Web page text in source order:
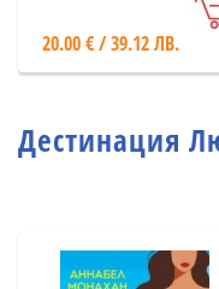
20.00 € / 39.12 ЛВ.
Дестинация